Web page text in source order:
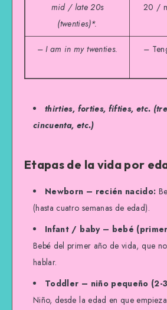
mid / late 20s
(twenties)*.
20 /
– I am in my twenties. –
thirties, forties, fifties, etc.
cincuenta, etc.)
Etapas de la vida por
Newborn – recién nacido:
(hasta cuatro semanas de edad).
Infant / baby – bebé
Bebé del primer año de vida, que
hablar.
Toddler – niño pequeño (2-
Niño, desde la edad en que